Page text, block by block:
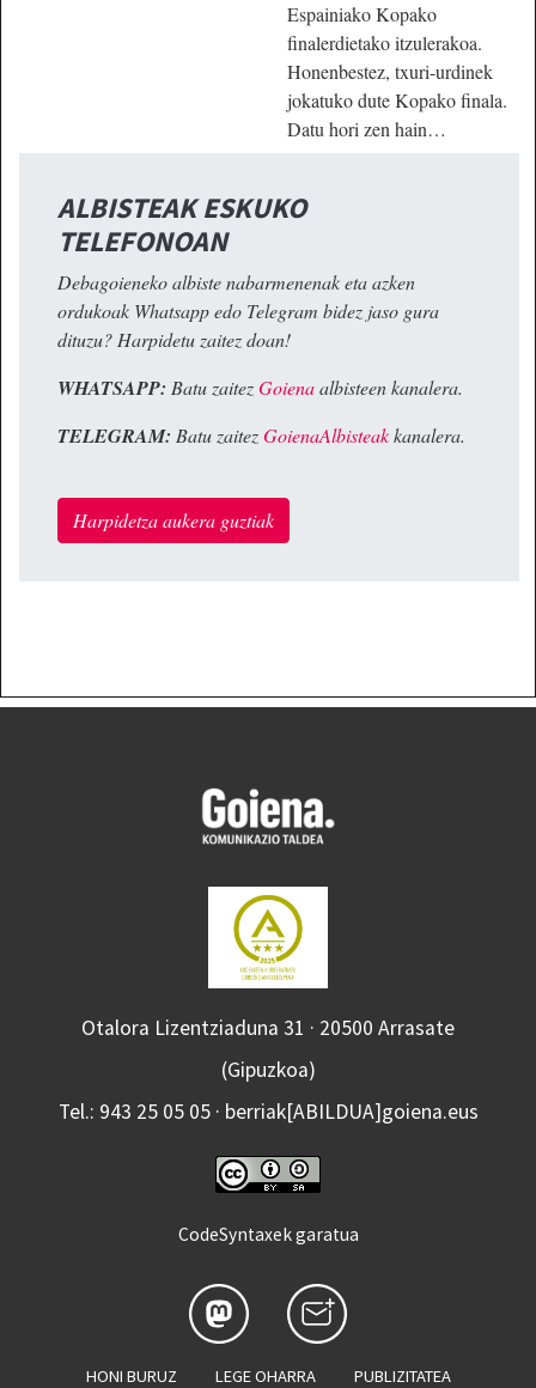
Espainiako Kopako
finalerdietako itzulerakoa.
Honenbestez, txuri-urdinek
jokatuko dute Kopako finala.
Datu hori zen hain…
ALBISTEAK ESKUKO
TELEFONOAN
Debagoieneko albiste nabarmenenak eta azken
ordukoak Whatsapp edo Telegram bidez jaso gura
dituzu? Harpidetu zaitez doan!
WHATSAPP: Batu zaitezGoienaalbisteen kanalera.
TELEGRAM: Batu zaitezGoienaAlbisteakkanalera.
Harpidetza aukera guztiak
Otalora Lizentziaduna 31 · 20500 Arrasate
(Gipuzkoa)
Tel.: 943 25 05 05 · berriak[ABILDUA]goiena.eus
CodeSyntaxek garatua
HONI BURUZ LEGE OHARRA PUBLIZITATEA